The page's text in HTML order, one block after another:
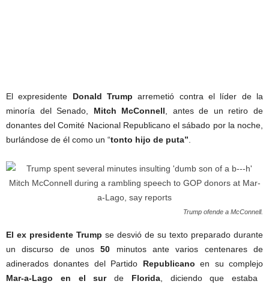
El expresidente Donald Trump arremetió contra el líder de la
minoría del Senado, Mitch McConnell , antes de un retiro de
donantes del Comité Nacional Republicano el sábado por la noche,
burlándose de él como un “tonto hijo de puta”
Trump ofende a McConnell.
El ex presidente Trump se desvió de su texto preparado durante
un discurso de unos50 minutos ante varios centenares de
adinerados donantes del Partido Republicano en su complejo
Mar-a-Lago en el surde Florida, diciendo que estaba